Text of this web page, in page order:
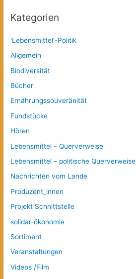
Kategorien
'Lebensmittel'-Politik
Allgemein
Biodiversität
Bücher
Ernährungssouveränität
Fundstücke
Hören
Lebensmittel – Querverweise
Lebensmittel – politische Querverweise
Nachrichten vom Lande
Produzent_innen
Projekt Schnittstelle
solidar-ökonomie
Sortiment
Veranstaltungen
Videos /Film